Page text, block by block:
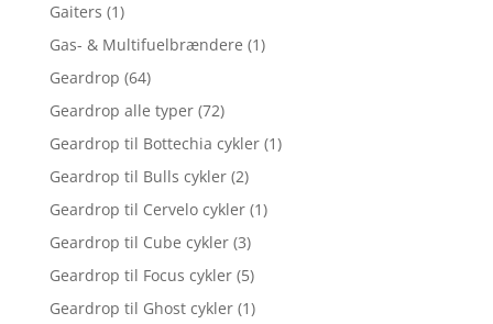
Gaiters (1)
Gas- & Multifuelbrændere (1)
Geardrop (64)
Geardrop alle typer (72)
Geardrop til Bottechia cykler (1)
Geardrop til Bulls cykler (2)
Geardrop til Cervelo cykler (1)
Geardrop til Cube cykler (3)
Geardrop til Focus cykler (5)
Geardrop til Ghost cykler (1)